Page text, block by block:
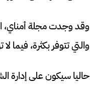
وقد وجدت مجلة أمناي،
والتي تتوفر بكثرة، فيما